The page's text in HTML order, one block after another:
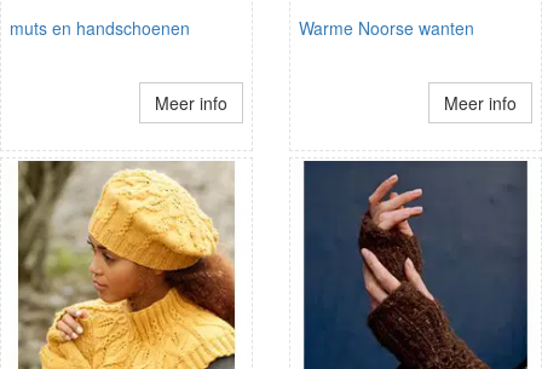
muts en handschoenen
Meer info
Warme Noorse wanten
Meer info